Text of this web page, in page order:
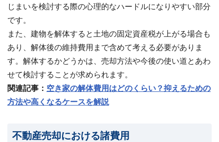
じまいを検討する際の心理的なハードルになりやすい部分
です。
また、建物を解体すると土地の固定資産税が上がる場合も
あり、解体後の維持費用まで含めて考える必要がありま
す。解体するかどうかは、売却方法や今後の使い道とあわ
せて検討することが求められます。
関連記事： 空き家の解体費用はどのくらい？抑えるための
方法や高くなるケースを解説
不動産売却における諸費用